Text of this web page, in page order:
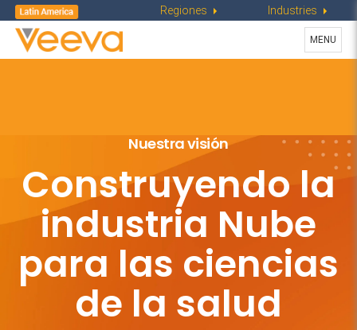
Regiones Industries
Toggle
MENU
Nuestra visión
Construyendo la
industria Nube
para las ciencias
de la salud